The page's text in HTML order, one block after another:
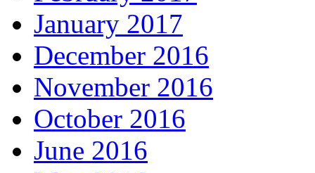
January 2017
December 2016
November 2016
October 2016
June 2016